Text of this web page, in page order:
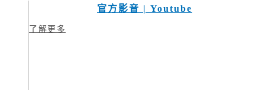
官方影音 | Youtube
了解更多